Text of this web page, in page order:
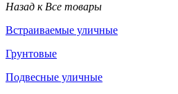
Назад к Все товары
Встраиваемые уличные
Грунтовые
Подвесные уличные